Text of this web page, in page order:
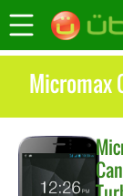
Micromax